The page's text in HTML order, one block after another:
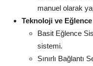
manuel olarak
Teknoloji ve Eğlence
Basit Eğlence
sistemi.
Sınırlı Bağlantı